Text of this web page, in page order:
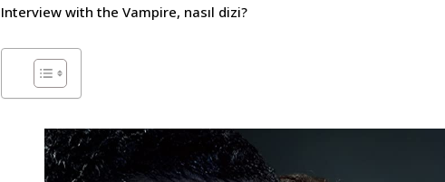
Interview with the Vampire, nasıl dizi?